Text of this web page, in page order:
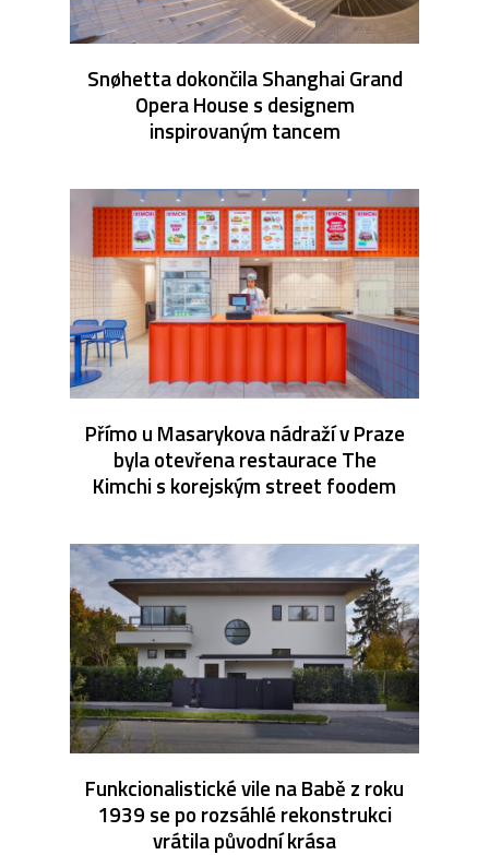
Snøhetta dokončila Shanghai Grand
Opera House s designem
inspirovaným tancem
Přímo u Masarykova nádraží v Praze
byla otevřena restaurace The
Kimchi s korejským street foodem
Funkcionalistické vile na Babě z roku
1939 se po rozsáhlé rekonstrukci
vrátila původní krása